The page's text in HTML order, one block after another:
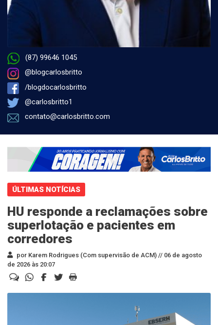
(87) 99646 1045
@blogcarlosbritto
/blogdocarlosbritto
@carlosbritto1
contato@carlosbritto.com
ÚLTIMAS NOTÍCIAS
HU responde a reclamações sobre
superlotação e pacientes em
corredores
por Karem Rodrigues (Com supervisão de ACM) // 06 de agosto
de 2026 às 20:07